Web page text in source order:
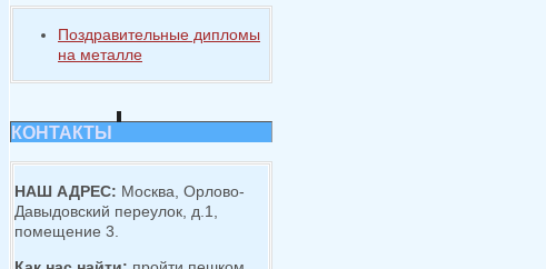
Поздравительные дипломы
на металле
КОНТАКТЫ
НАШ АДРЕС: Москва, Орлово-
Давыдовский переулок, д.1,
помещение 3.